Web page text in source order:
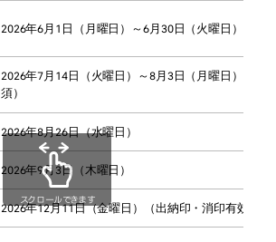
2026年6月1日（月曜日）～6月30日（火曜日）
2026年7月14日（火曜日）～8月3日（月曜日）（必
須）
2026年8月26日（水曜日）
2026年9月3日（木曜日）
2026年12月11日（金曜日）（出納印・消印有効）
スクロールできます